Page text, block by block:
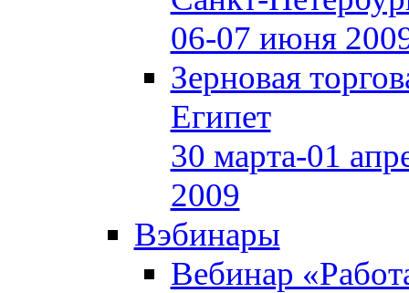
06-07 июня
Зерновая
Египет
30 марта-01
2009
Вэбинары
Вебинар